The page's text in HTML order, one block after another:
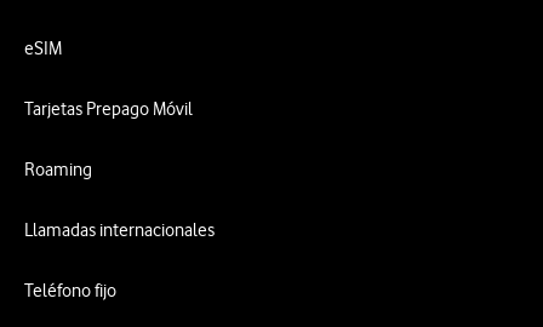
eSIM
Tarjetas Prepago Móvil
Roaming
Llamadas internacionales
Teléfono fijo